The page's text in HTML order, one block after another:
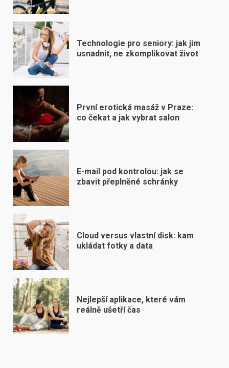
Technologie pro seniory: jak jim
usnadnit, ne zkomplikovat život
První erotická masáž v Praze:
co čekat a jak vybrat salon
E-mail pod kontrolou: jak se
zbavit přeplněné schránky
Cloud versus vlastní disk: kam
ukládat fotky a data
Nejlepší aplikace, které vám
reálně ušetří čas